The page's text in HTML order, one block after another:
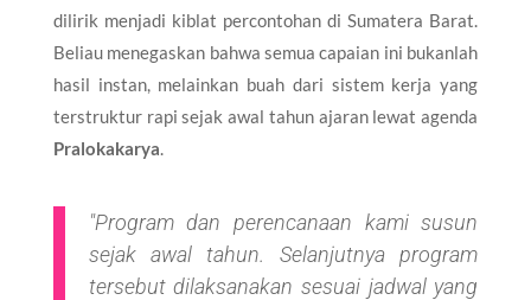
dilirik menjadi kiblat percontohan di Sumatera Barat.
Beliau menegaskan bahwa semua capaian ini bukanlah
hasil instan, melainkan buah dari sistem kerja yang
terstruktur rapi sejak awal tahun ajaran lewat agenda
Pralokakarya.
​"Program dan perencanaan kami susun
sejak awal tahun. Selanjutnya program
tersebut dilaksanakan sesuai jadwal yang